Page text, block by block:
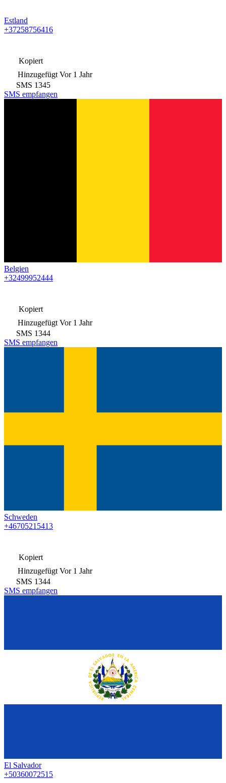
Estland
+37258756416
Kopiert
Hinzugefügt Vor 1 Jahr
SMS 1345
SMS empfangen
Belgien
+32499952444
Kopiert
Hinzugefügt Vor 1 Jahr
SMS 1344
SMS empfangen
Schweden
+46705215413
Kopiert
Hinzugefügt Vor 1 Jahr
SMS 1344
SMS empfangen
El Salvador
+50360072515